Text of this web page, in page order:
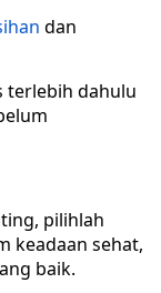
dan
terlebih dahulu
pilihlah
keadaan sehat,
baik.